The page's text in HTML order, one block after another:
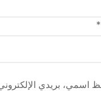
*
اسمي، بريدي